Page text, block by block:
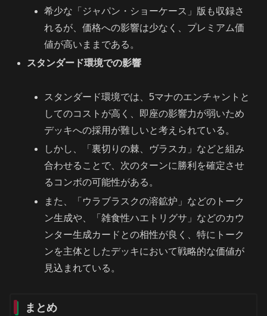
希少な「ジャパン・ショーケース」版も収録さ
れるが、価格への影響は少なく、プレミアム価
値が高いままである。
スタンダード環境での影響
スタンダード環境では、5マナのエンチャントと
してのコストが高く、即座の影響力が弱いため
デッキへの採用が難しいと考えられている。
しかし、「裏切りの棘、ヴラスカ」などと組み
合わせることで、次のターンに勝利を確定させ
るコンボの可能性がある。
また、「ウラブラスクの溶鉱炉」などのトーク
ン生成や、「雑食性ハエトリグサ」などのカウ
ンター生成カードとの相性が良く、特にトーク
ンを主体としたデッキにおいて戦略的な価値が
見込まれている。
まとめ